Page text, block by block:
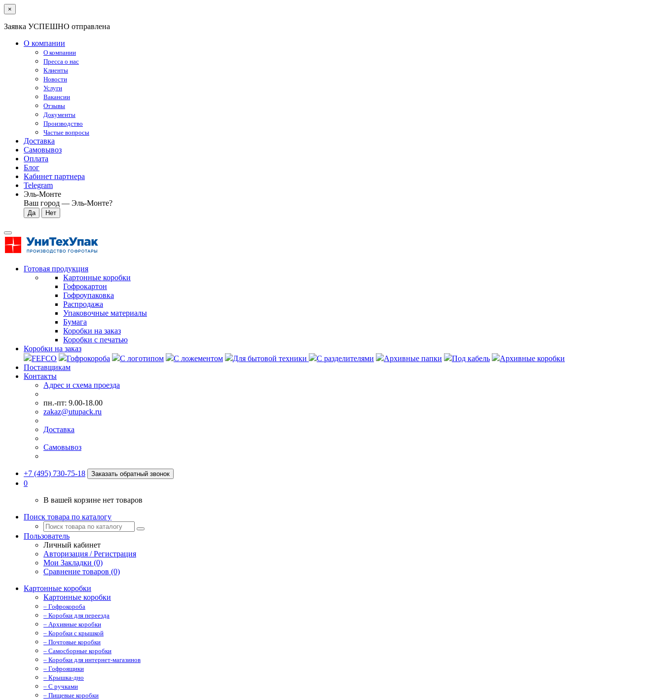
×
Заявка УСПЕШНО отправлена
О компании
О компании
Пресса о нас
Клиенты
Новости
Услуги
Вакансии
Отзывы
Документы
Производство
Частые вопросы
Доставка
Самовывоз
Оплата
Блог
Кабинет партнера
Telegram
Эль-Монте
Ваш город — Эль-Монте?
Готовая продукция
Картонные коробки
Гофрокартон
Гофроупаковка
Распродажа
Упаковочные материалы
Бумага
Коробки на заказ
Коробки с печатью
Коробки на заказ
FEFCO
Гофрокороба С логотипом С ложементом Для бытовой техники С разделителями Архивные папки Под кабель
Архивные коробки
Поставщикам
Контакты
Адрес и схема проезда
пн.-пт: 9.00-18.00
zakaz@utupack.ru
Доставка
Самовывоз
+7 (495) 730-75-18 Заказать обратный звонок
0
В вашей корзине нет товаров
Поиск товара по каталогу
Пользователь
Личный кабинет
Авторизация / Регистрация
Мои Закладки (0)
Сравнение товаров (0)
Картонные коробки
Картонные коробки
– Гофрокороба
– Коробки для переезда
– Архивные коробки
– Коробки с крышкой
– Почтовые коробки
– Самосборные коробки
– Коробки для интернет-магазинов
– Гофроящики
– Крышка-дно
– С ручками
– Пищевые коробки